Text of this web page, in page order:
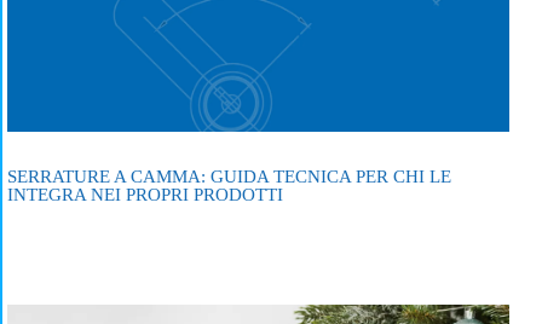
SERRATURE A CAMMA: GUIDA TECNICA PER CHI LE
INTEGRA NEI PROPRI PRODOTTI